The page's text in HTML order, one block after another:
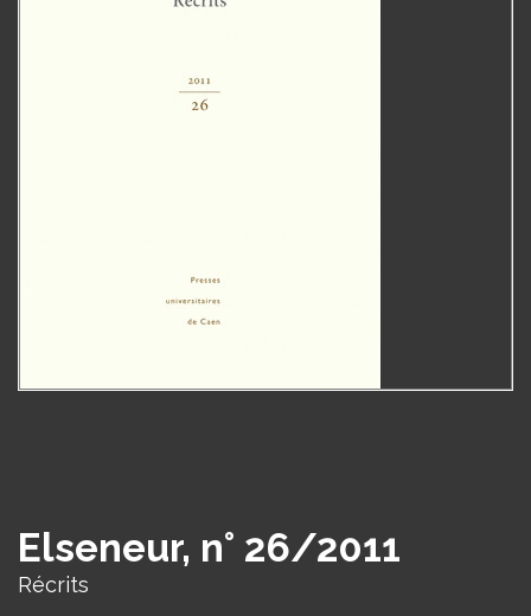
Elseneur, n° 26/2011
Récrits